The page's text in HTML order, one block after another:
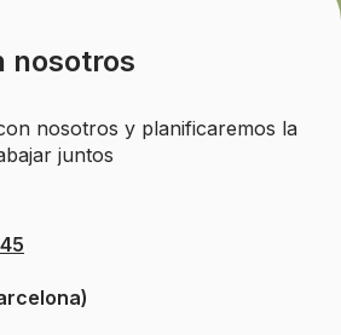
nosotros
nosotros y planificaremos la
juntos